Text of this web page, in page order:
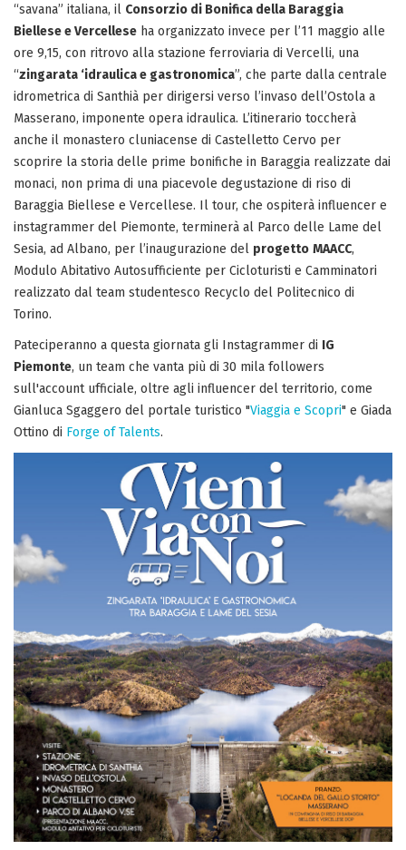
“savana” italiana, il Consorzio di Bonifica della Baraggia
Biellese e Vercellese ha organizzato invece per l’11 maggio alle
ore 9,15, con ritrovo alla stazione ferroviaria di Vercelli, una
“zingarata ‘idraulica e gastronomica”, che parte dalla centrale
idrometrica di Santhià per dirigersi verso l’invaso dell’Ostola a
Masserano, imponente opera idraulica. L’itinerario toccherà
anche il monastero cluniacense di Castelletto Cervo per
scoprire la storia delle prime bonifiche in Baraggia realizzate dai
monaci, non prima di una piacevole degustazione di riso di
Baraggia Biellese e Vercellese. Il tour, che ospiterà influencer e
instagrammer del Piemonte, terminerà al Parco delle Lame del
Sesia, ad Albano, per l’inaugurazione del progetto MAACC,
Modulo Abitativo Autosufficiente per Cicloturisti e Camminatori
realizzato dal team studentesco Recyclo del Politecnico di
Torino.
Pateciperanno a questa giornata gli Instagrammer di IG
Piemonte, un team che vanta più di 30 mila followers
sull'account ufficiale, oltre agli influencer del territorio, come
Gianluca Sgaggero del portale turistico "Viaggia e Scopri" e Giada
Ottino di Forge of Talents.